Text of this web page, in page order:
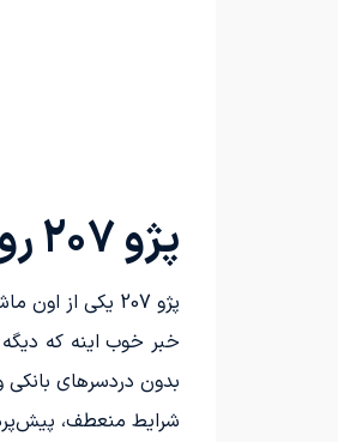
پژو 207 رو قسطی بخر | بدون ضامن، با پیش‌پرداخت منطقی و تحویل سریع
پژو 207 یکی از اون ماشین‌هاییه که خیلی‌ها دوستش دارن، اما قیمت نقدیش باعث می‌شه خریدش عقب بیفته.
خبر خوب اینه که
بدون دردسرهای بانکی
شرایط منعطف، پیش‌پرداخت منطقی و